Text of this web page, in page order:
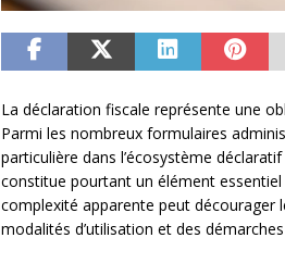
La déclaration fiscale représente une
Parmi les nombreux formulaires
particulière dans l’écosystème
constitue pourtant un élément
complexité apparente peut décourager
modalités d’utilisation et des